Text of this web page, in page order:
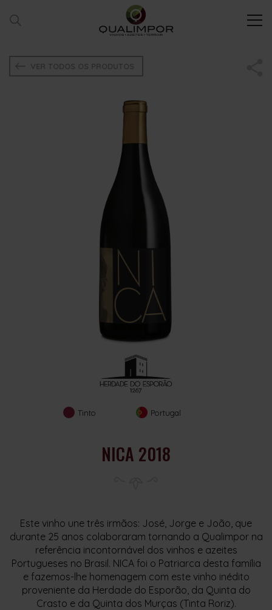
Tinto Portugal
NICA 2018
Este vinho une três irmãos: José, Jorge e João, que
durante 25 anos colaboraram tornando a Qualimpor na
referência incontornável dos vinhos e azeites
Portugueses no Brasil. NICA foi o Patriarca desta família
e fazemos-lhe homenagem com este vinho inédito
proveniente da Herdade do Esporão, da Quinta do
Crasto e da Quinta dos Murças (Tinta Roriz).